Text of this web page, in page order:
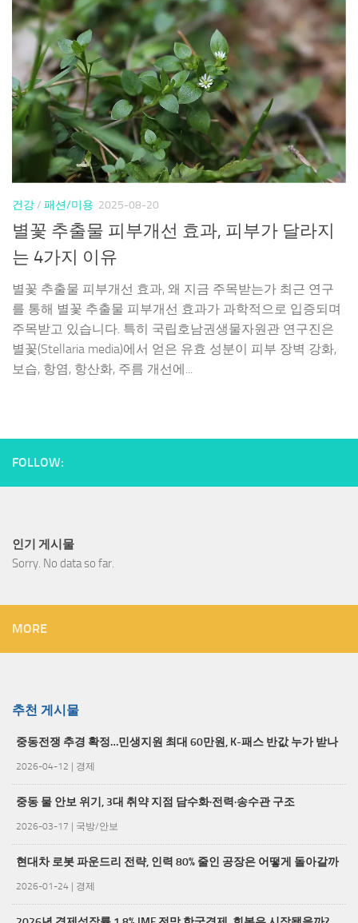
건강/ 패션/미용 2025-08-20
별꽃 추출물 피부개선 효과, 피부가 달라지
는 4가지 이유
별꽃 추출물 피부개선 효과, 왜 지금 주목받는가 최근 연구
를 통해 별꽃 추출물 피부개선 효과가 과학적으로 입증되며
주목받고 있습니다. 특히 국립호남권생물자원관 연구진은
별꽃(Stellaria media)에서 얻은 유효 성분이 피부 장벽 강화,
보습, 항염, 항산화, 주름 개선에...
FOLLOW:
인기 게시물
Sorry. No data so far.
MORE
추천 게시물
중동전쟁 추경 확정…민생지원 최대 60만원, K-패스 반값 누가 받나
2026-04-12 경제
중동 물 안보 위기, 3대 취약 지점 담수화·전력·송수관 구조
2026-03-17 국방/안보
현대차 로봇 파운드리 전략, 인력 80% 줄인 공장은 어떻게 돌아갈까
2026-01-24 경제